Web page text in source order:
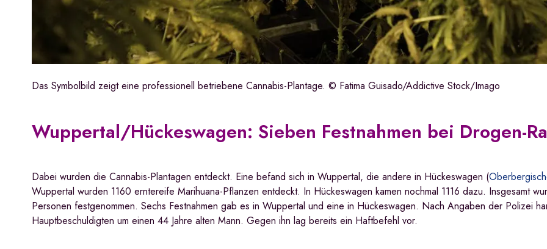
Das Symbolbild zeigt eine professionell betriebene Cannabis-Plantage. © Fatima Guisado/Addictive Stock/Imago
Wuppertal/Hückeswagen: Sieben Festnahmen bei Drogen-
Dabei wurden die Cannabis-Plantagen entdeckt. Eine befand sich in Wuppertal, die andere in Hückeswagen (
Wuppertal wurden 1160 erntereife Marihuana-Pflanzen entdeckt. In Hückeswagen kamen nochmal 1116 dazu. Insgesamt
Personen festgenommen. Sechs Festnahmen gab es in Wuppertal und eine in Hückeswagen. Nach Angaben der Polizei
Hauptbeschuldigten um einen 44 Jahre alten Mann. Gegen ihn lag bereits ein Haftbefehl vor.